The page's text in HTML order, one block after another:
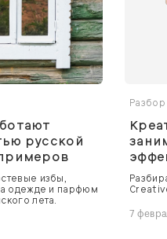
русской
избы,
одежде и парфюм
лета.
Разбор
7